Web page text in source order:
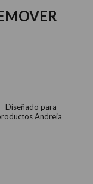
Diseñado para
Andreia